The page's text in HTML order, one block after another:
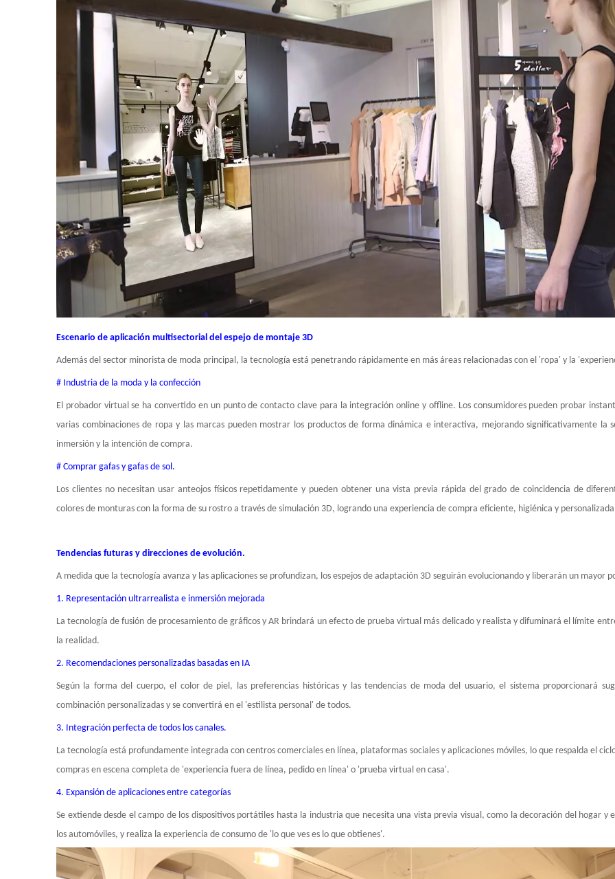
Escenario de aplicación multisectorial del espejo de montaje 3D
Además del sector minorista de moda principal, la tecnología está penetrando rápidamente en más áreas relacionadas con el 'ropa' y la
# Industria de la moda y la confección
El probador virtual se ha convertido en un punto de contacto clave para la integración online y offline. Los consumidores pueden probar
varias combinaciones de ropa y las marcas pueden mostrar los productos de forma dinámica e interactiva, mejorando significativamente la
inmersión y la intención de compra.
# Comprar gafas y gafas de sol.
Los clientes no necesitan usar anteojos físicos repetidamente y pueden obtener una vista previa rápida del grado de coincidencia de
colores de monturas con la forma de su rostro a través de simulación 3D, logrando una experiencia de compra eficiente, higiénica y
Tendencias futuras y direcciones de evolución.
A medida que la tecnología avanza y las aplicaciones se profundizan, los espejos de adaptación 3D seguirán evolucionando y liberarán un mayor
1. Representación ultrarrealista e inmersión mejorada
La tecnología de fusión de procesamiento de gráficos y AR brindará un efecto de prueba virtual más delicado y realista y difuminará el límite
la realidad.
2. Recomendaciones personalizadas basadas en IA
Según la forma del cuerpo, el color de piel, las preferencias históricas y las tendencias de moda del usuario, el sistema proporcionará
combinación personalizadas y se convertirá en el 'estilista personal' de todos.
3. Integración perfecta de todos los canales.
La tecnología está profundamente integrada con centros comerciales en línea, plataformas sociales y aplicaciones móviles, lo que respalda el
compras en escena completa de 'experiencia fuera de línea, pedido en línea' o 'prueba virtual en casa'.
4. Expansión de aplicaciones entre categorías
Se extiende desde el campo de los dispositivos portátiles hasta la industria que necesita una vista previa visual, como la decoración del hogar y
los automóviles, y realiza la experiencia de consumo de 'lo que ves es lo que obtienes'.